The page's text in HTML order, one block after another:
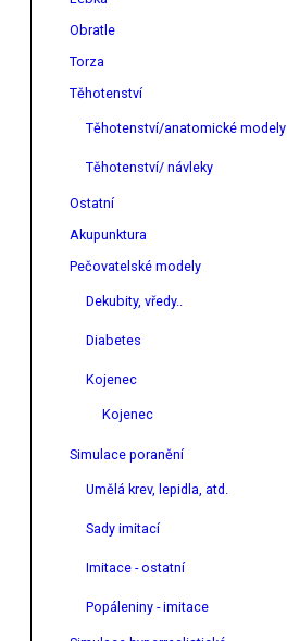
Obratle
Torza
Těhotenství
Těhotenství/anatomické modely
Těhotenství/ návleky
Ostatní
Akupunktura
Pečovatelské modely
Dekubity, vředy..
Diabetes
Kojenec
Kojenec
Simulace poranění
Umělá krev, lepidla, atd.
Sady imitací
Imitace - ostatní
Popáleniny - imitace